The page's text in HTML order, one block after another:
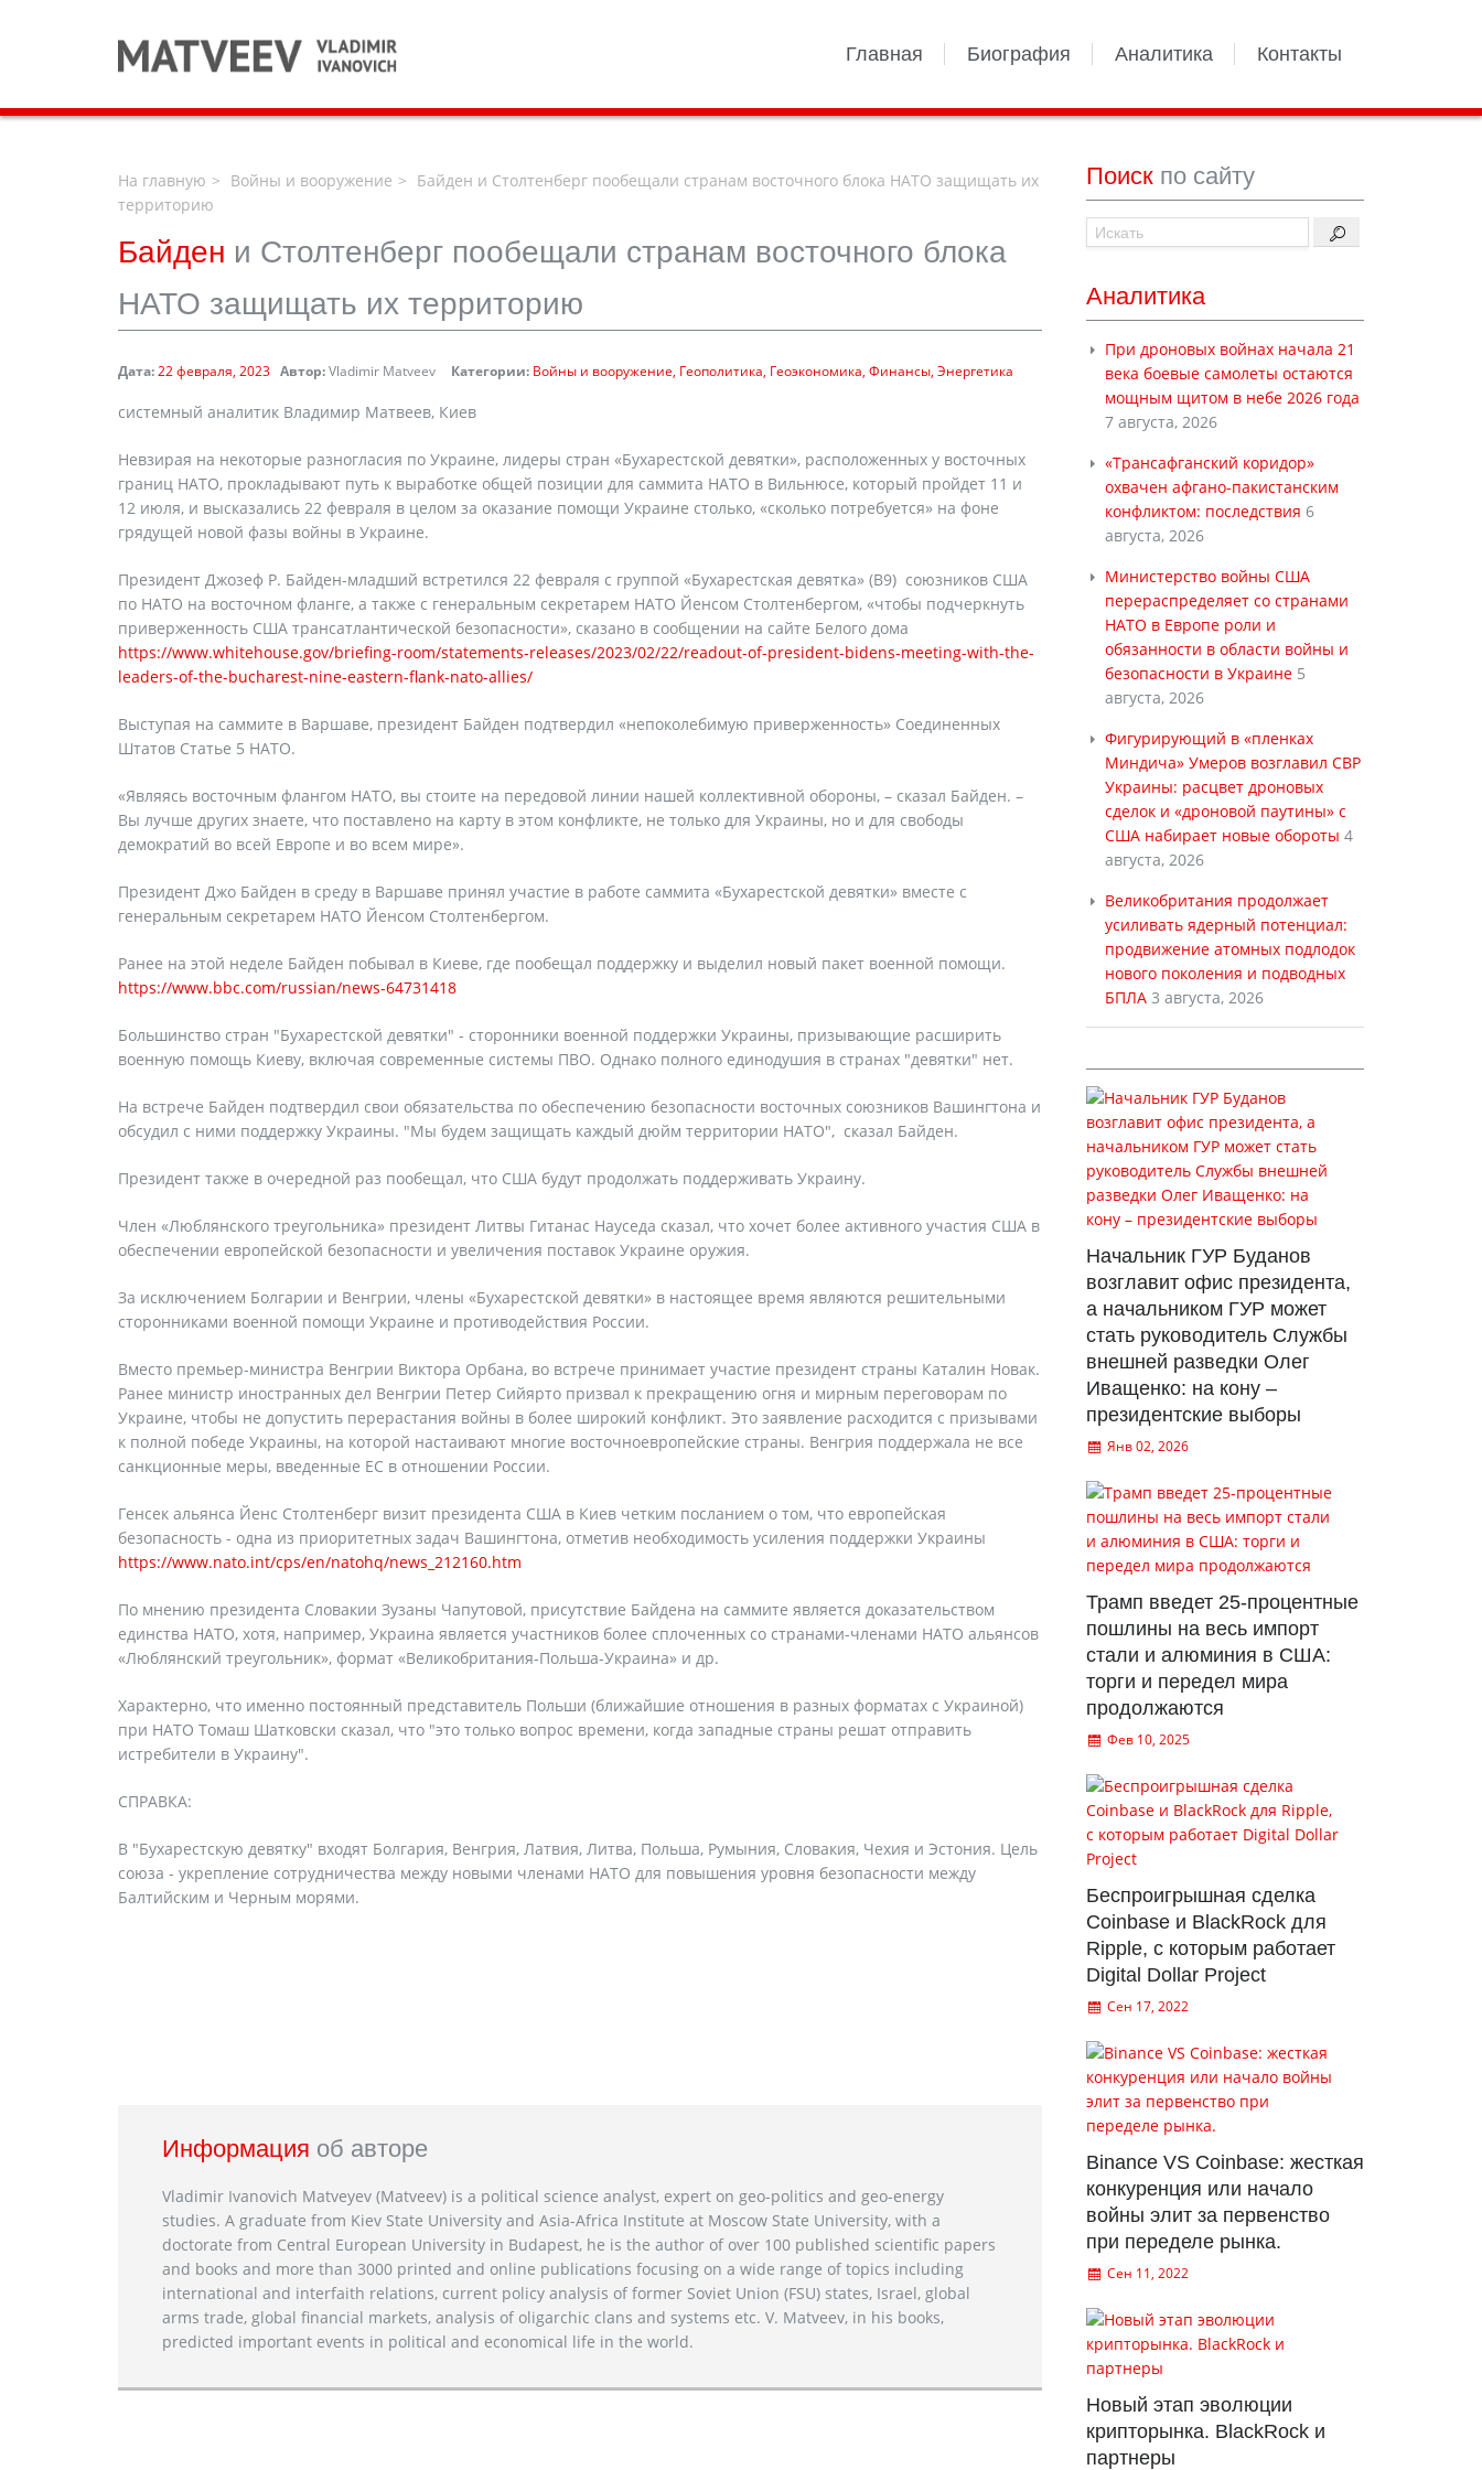
Главная Биография Аналитика Контакты
На главную Войны и вооружение
Байден и Столтенберг пообещали странам восточного блока НАТО защищать их
территорию
Байден и Столтенберг пообещали странам восточного блока
НАТО защищать их территорию
Дата:22 февраля, 2023 Автор:Vladimir Matveev Категории: Войны и вооружение Геополитика Геоэкономика Финансы Энергетика
cистемный аналитик Владимир Матвеев, Киев
Невзирая на некоторые разногласия по Украине, лидеры стран «Бухарестской девятки», расположенных у восточных
границ НАТО, прокладывают путь к выработке общей позиции для саммита НАТО в Вильнюсе, который пройдет 11 и
12 июля, и высказались 22 февраля в целом за оказание помощи Украине столько, «сколько потребуется» на фоне
грядущей новой фазы войны в Украине.
Президент Джозеф Р. Байден-младший встретился 22 февраля с группой «Бухарестская девятка» (B9) союзников США
по НАТО на восточном фланге, а также с генеральным секретарем НАТО Йенсом Столтенбергом, «чтобы подчеркнуть
приверженность США трансатлантической безопасности», сказано в сообщении на сайте Белого дома
https://www.whitehouse.gov/briefing-room/statements-releases/2023/02/22/readout-of-president-bidens-meeting-with-the-
leaders-of-the-bucharest-nine-eastern-flank-nato-allies/
Выступая на саммите в Варшаве, президент Байден подтвердил «непоколебимую приверженность» Соединенных
Штатов Статье 5 НАТО.
«Являясь восточным флангом НАТО, вы стоите на передовой линии нашей коллективной обороны, – сказал Байден. –
Вы лучше других знаете, что поставлено на карту в этом конфликте, не только для Украины, но и для свободы
демократий во всей Европе и во всем мире».
Президент Джо Байден в среду в Варшаве принял участие в работе саммита «Бухарестской девятки» вместе с
генеральным секретарем НАТО Йенсом Столтенбергом.
Ранее на этой неделе Байден побывал в Киеве, где пообещал поддержку и выделил новый пакет военной помощи.
https://www.bbc.com/russian/news-64731418
Большинство стран "Бухарестской девятки" - сторонники военной поддержки Украины, призывающие расширить
военную помощь Киеву, включая современные системы ПВО. Однако полного единодушия в странах "девятки" нет.
На встрече Байден подтвердил свои обязательства по обеспечению безопасности восточных союзников Вашингтона и
обсудил с ними поддержку Украины. "Мы будем защищать каждый дюйм территории НАТО", сказал Байден.
Президент также в очередной раз пообещал, что США будут продолжать поддерживать Украину.
Член «Люблянского треугольника» президент Литвы Гитанас Науседа сказал, что хочет более активного участия США в
обеспечении европейской безопасности и увеличения поставок Украине оружия.
За исключением Болгарии и Венгрии, члены «Бухарестской девятки» в настоящее время являются решительными
сторонниками военной помощи Украине и противодействия России.
Вместо премьер-министра Венгрии Виктора Орбана, во встрече принимает участие президент страны Каталин Новак.
Ранее министр иностранных дел Венгрии Петер Сийярто призвал к прекращению огня и мирным переговорам по
Украине, чтобы не допустить перерастания войны в более широкий конфликт. Это заявление расходится с призывами
к полной победе Украины, на которой настаивают многие восточноевропейские страны. Венгрия поддержала не все
санкционные меры, введенные ЕС в отношении России.
Генсек альянса Йенс Столтенберг визит президента США в Киев четким посланием о том, что европейская
безопасность - одна из приоритетных задач Вашингтона, отметив необходимость усиления поддержки Украины
https://www.nato.int/cps/en/natohq/news_212160.htm
По мнению президента Словакии Зузаны Чапутовой, присутствие Байдена на саммите является доказательством
единства НАТО, хотя, например, Украина является участников более сплоченных со странами-членами НАТО альянсов
«Люблянский треугольник», формат «Великобритания-Польша-Украина» и др.
Характерно, что именно постоянный представитель Польши (ближайшие отношения в разных форматах с Украиной)
при НАТО Томаш Шатковски сказал, что "это только вопрос времени, когда западные страны решат отправить
истребители в Украину".
СПРАВКА:
В "Бухарестскую девятку" входят Болгария, Венгрия, Латвия, Литва, Польша, Румыния, Словакия, Чехия и Эстония. Цель
союза - укрепление сотрудничества между новыми членами НАТО для повышения уровня безопасности между
Балтийским и Черным морями.
Информация об авторе
Vladimir Ivanovich Matveyev (Matveev) is a political science analyst, expert on geo-politics and geo-energy
studies. A graduate from Kiev State University and Asia-Africa Institute at Moscow State University, with a
doctorate from Central European University in Budapest, he is the author of over 100 published scientific papers
and books and more than 3000 printed and online publications focusing on a wide range of topics including
international and interfaith relations, current policy analysis of former Soviet Union (FSU) states, Israel, global
arms trade, global financial markets, analysis of oligarchic clans and systems etc. V. Matveev, in his books,
predicted important events in political and economical life in the world.
Поиск по сайту
Аналитика
При дроновых войнах начала 21
века боевые самолеты остаются
мощным щитом в небе 2026 года
7 августа, 2026
«Трансафганский коридор»
охвачен афгано-пакистанским
конфликтом: последствия 6
августа, 2026
Министерство войны США
перераспределяет со странами
НАТО в Европе роли и
обязанности в области войны и
безопасности в Украине 5
августа, 2026
Фигурирующий в «пленках
Миндича» Умеров возглавил СВР
Украины: расцвет дроновых
сделок и «дроновой паутины» с
США набирает новые обороты 4
августа, 2026
Великобритания продолжает
усиливать ядерный потенциал:
продвижение атомных подлодок
нового поколения и подводных
БПЛА 3 августа, 2026
Начальник ГУР Буданов
возглавит офис президента,
а начальником ГУР может
стать руководитель Службы
внешней разведки Олег
Иващенко: на кону –
президентские выборы
Янв 02, 2026
Трамп введет 25-процентные
пошлины на весь импорт
стали и алюминия в США:
торги и передел мира
продолжаются
Фев 10, 2025
Беспроигрышная сделка
Coinbase и BlackRock для
Ripple, с которым работает
Digital Dollar Project
Сен 17, 2022
Binance VS Coinbase: жесткая
конкуренция или начало
войны элит за первенство
при переделе рынка.
Сен 11, 2022
Новый этап эволюции
крипторынка. BlackRock и
партнеры